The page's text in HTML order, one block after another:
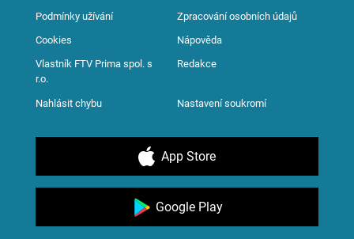
Podmínky užívání Zpracování osobních údajů
Cookies Nápověda
Vlastník FTV Prima spol. s
r.o.
Redakce
Nahlásit chybu Nastavení soukromí
App Store
Google Play